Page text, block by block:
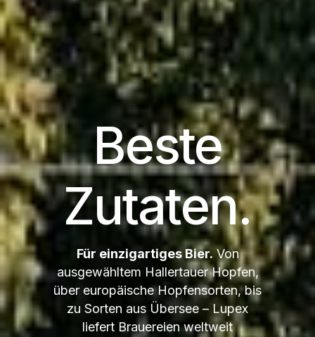
Beste
Zutaten.
Für einzigartiges Bier.Von
ausgewähltem Hallertauer Hopfen,
über europäische Hopfensorten, bis
zu Sorten aus Übersee – Lupex
liefert Brauereien weltweit